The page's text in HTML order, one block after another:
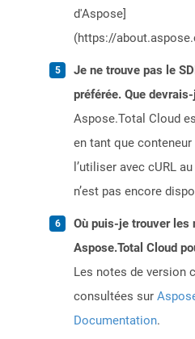
d'Aspose]
(https://
Je ne trouve pas le
préférée. Que
Aspose.Total Cloud
en tant que
l’utiliser avec cURL
n’est pas encore
Où puis-je trouver les
Aspose.Total Cloud
Les notes de version
consultées sur
Documentation.